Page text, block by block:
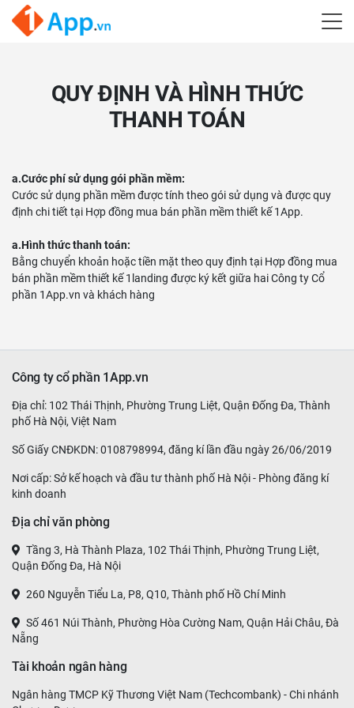
QUY ĐỊNH VÀ HÌNH THỨC
THANH TOÁN
a.Cước phí sử dụng gói phần mềm:
Cước sử dụng phần mềm được tính theo gói sử dụng và được quy
định chi tiết tại Hợp đồng mua bán phần mềm thiết kế 1App.
a.Hình thức thanh toán:
Bằng chuyển khoản hoặc tiền mặt theo quy định tại Hợp đồng mua
bán phần mềm thiết kế 1landing được ký kết giữa hai Công ty Cổ
phần 1App.vn và khách hàng
Công ty cổ phần 1App.vn
Địa chỉ: 102 Thái Thịnh, Phường Trung Liệt, Quận Đống Đa, Thành
phố Hà Nội, Việt Nam
Số Giấy CNĐKDN: 0108798994, đăng kí lần đầu ngày 26/06/2019
Nơi cấp: Sở kế hoạch và đầu tư thành phố Hà Nội - Phòng đăng kí
kinh doanh
Địa chỉ văn phòng
Tầng 3, Hà Thành Plaza, 102 Thái Thịnh, Phường Trung Liệt,
Quận Đống Đa, Hà Nội
260 Nguyễn Tiểu La, P8, Q10, Thành phố Hồ Chí Minh
Số 461 Núi Thành, Phường Hòa Cường Nam, Quận Hải Châu, Đà
Nẵng
Tài khoản ngân hàng
Ngân hàng TMCP Kỹ Thương Việt Nam (Techcombank) - Chi nhánh